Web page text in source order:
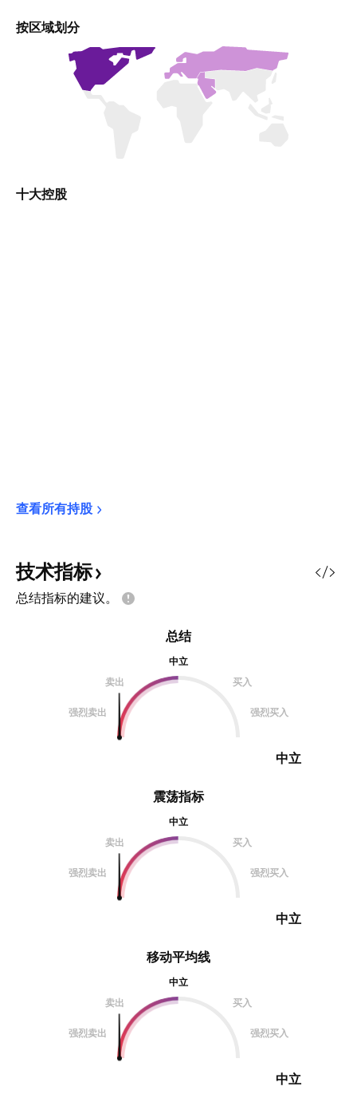
按区域划分
十大控股
查看所有持股
技术指标
总结指标的建议。
震荡指标
中立
卖出
买入
强烈卖出 强烈买入
中立
总结
中立
卖出
买入
强烈卖出 强烈买入
中立
移动平均线
中立
卖出
买入
强烈卖出 强烈买入
中立